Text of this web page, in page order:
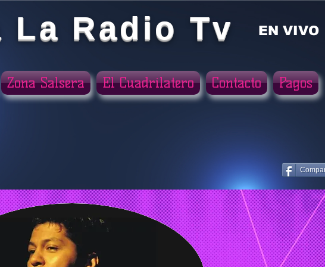
La Radio Tv EN VIVO
Zona Salsera El Cuadrilatero Contacto Pagos